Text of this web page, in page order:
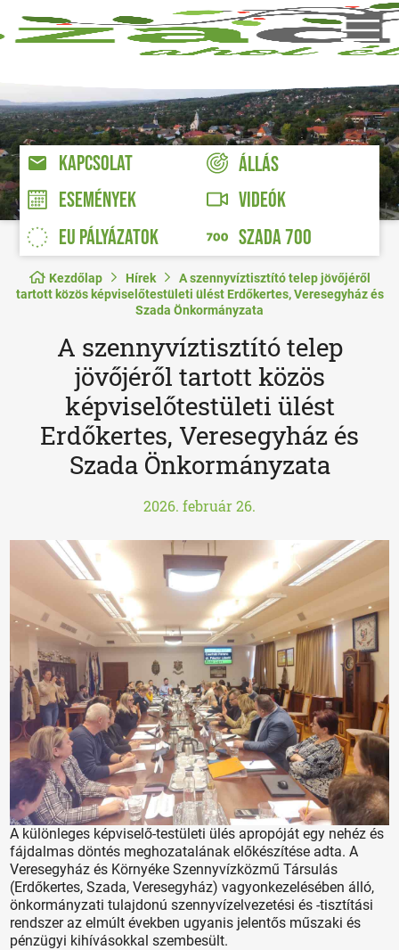
KAPCSOLAT
ÁLLÁS
ESEMÉNYEK
VIDEÓK
EU PÁLYÁZATOK
SZADA 700
Kezdőlap Hírek
A szennyvíztisztító telep jövőjéről
tartott közös képviselőtestületi ülést Erdőkertes, Veresegyház és
Szada Önkormányzata
A szennyvíztisztító telep
jövőjéről tartott közös
képviselőtestületi ülést
Erdőkertes, Veresegyház és
Szada Önkormányzata
2026. február 26.
A különleges képviselő-testületi ülés apropóját egy nehéz és
fájdalmas döntés meghozatalának előkészítése adta. A
Veresegyház és Környéke Szennyvízközmű Társulás
(Erdőkertes, Szada, Veresegyház) vagyonkezelésében álló,
önkormányzati tulajdonú szennyvízelvezetési és -tisztítási
rendszer az elmúlt években ugyanis jelentős műszaki és
pénzügyi kihívásokkal szembesült.